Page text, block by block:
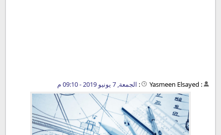
:
Yasmeen Elsayed
: الجمعة, 7 يونيو 2019 - 09:10 م